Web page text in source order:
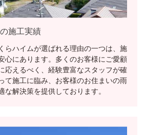
施工実績
らハイムが選ばれる理由の一つは、施
心にあります。多くのお客様にご愛顧
応えるべく、経験豊富なスタッフが確
て施工に臨み、お客様のお住まいの雨
解決策を提供しております。